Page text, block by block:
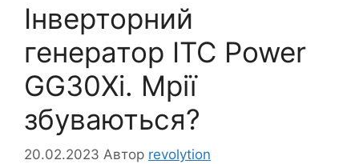
Інверторний
генератор ITC Power
GG30Xi. Мрії
збуваються?
20.02.2023 Автор revolytion